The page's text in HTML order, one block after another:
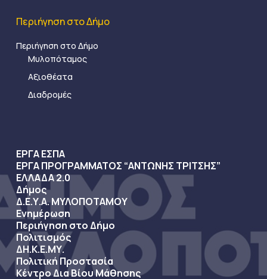
Περιήγηση στο Δήμο
Περιήγηση στο Δήμο
Μυλοπόταμος
Αξιοθέατα
Διαδρομές
ΕΡΓΑ ΕΣΠΑ
ΕΡΓΑ ΠΡΟΓΡΑΜΜΑΤΟΣ “ΑΝΤΩΝΗΣ ΤΡΙΤΣΗΣ”
ΕΛΛΑΔΑ 2.0
Δήμος
Δ.Ε.Υ.Α. ΜΥΛΟΠΟΤΑΜΟΥ
Ενημέρωση
Περιήγηση στο Δήμο
Πολιτισμός
ΔΗ.Κ.Ε.ΜΥ.
Πολιτική Προστασία
Κέντρο Δια Βίου Μάθησης